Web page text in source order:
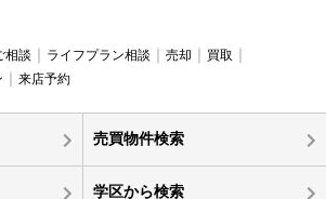
相談 ライフプラン相談 売却
買取
来店予約
売買物件検索
学区から検索